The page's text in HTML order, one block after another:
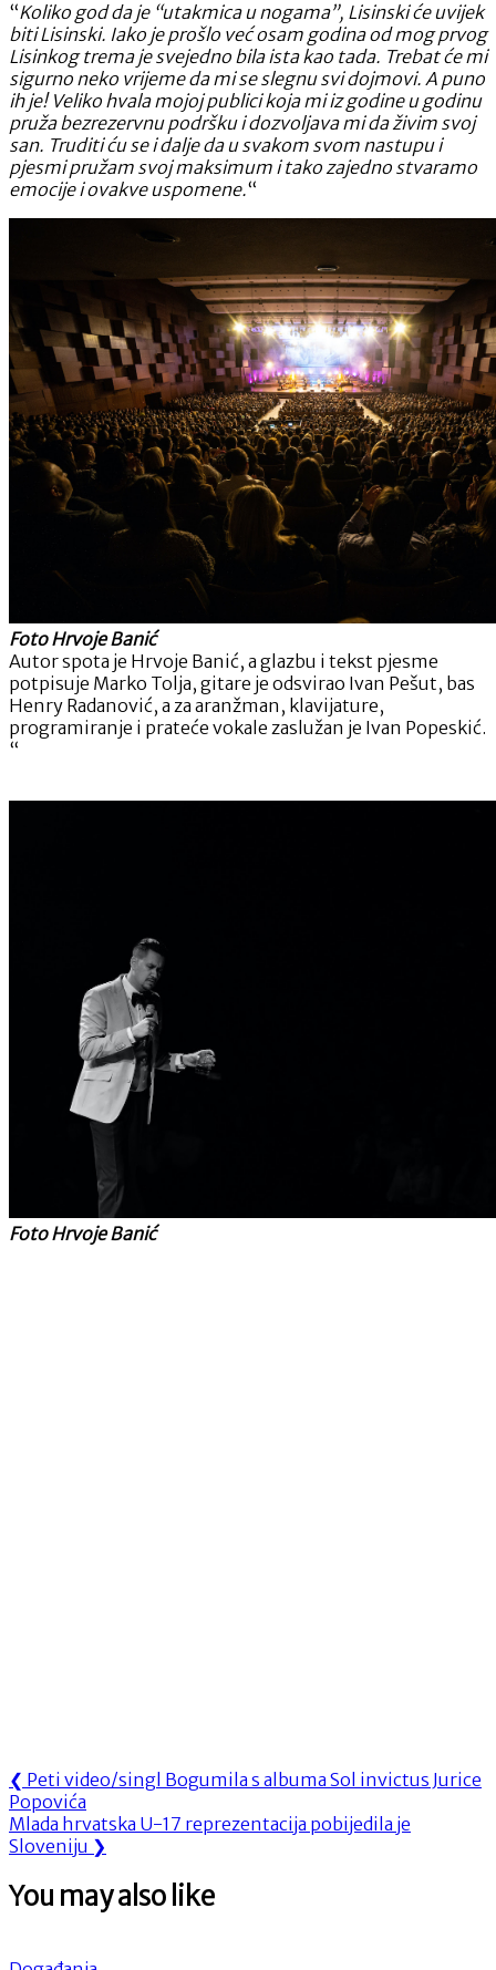
“Koliko god da je “utakmica u nogama”, Lisinski će uvijek
biti Lisinski. Iako je prošlo već osam godina od mog prvog
Lisinkog trema je svejedno bila ista kao tada. Trebat će mi
sigurno neko vrijeme da mi se slegnu svi dojmovi. A puno
ih je! Veliko hvala mojoj publici koja mi iz godine u godinu
pruža bezrezervnu podršku i dozvoljava mi da živim svoj
san. Truditi ću se i dalje da u svakom svom nastupu i
pjesmi pružam svoj maksimum i tako zajedno stvaramo
emocije i ovakve uspomene.“
Foto Hrvoje Banić
Autor spota je Hrvoje Banić, a glazbu i tekst pjesme
potpisuje Marko Tolja, gitare je odsvirao Ivan Pešut, bas
Henry Radanović, a za aranžman, klavijature,
programiranje i prateće vokale zaslužan je Ivan Popeskić.
“
Foto Hrvoje Banić
Navigacija
objava
❮ Previous
Post:
Peti video/singl Bogumila s albuma Sol invictus Jurice
Popovića
Next
Post:
Mlada hrvatska U-17 reprezentacija pobijedila je
Sloveniju ❯
You may also like